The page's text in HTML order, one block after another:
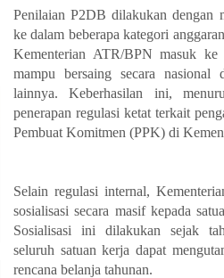
Penilaian P2DB dilakukan dengan
ke dalam beberapa kategori
Kementerian ATR/BPN masuk ke
mampu bersaing secara nasional
lainnya. Keberhasilan ini,
penerapan regulasi ketat terkait
Pembuat Komitmen (PPK) di
Selain regulasi internal,
sosialisasi secara masif kepada
Sosialisasi ini dilakukan sejak
seluruh satuan kerja dapat
rencana belanja tahunan.